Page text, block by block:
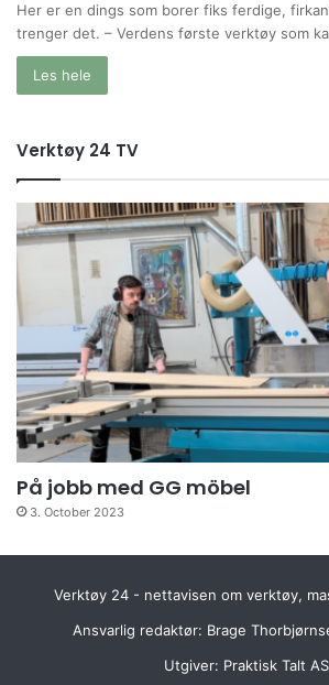
Her er en dings som borer fiks ferdige,
trenger det. – Verdens første verktøy som
Les hele
Verktøy 24 TV
På jobb med GG möbel
3. October 2023
Verktøy 24 - nettavisen om verktøy,
Ansvarlig redaktør: Brage
Utgiver: Praktisk Talt AS